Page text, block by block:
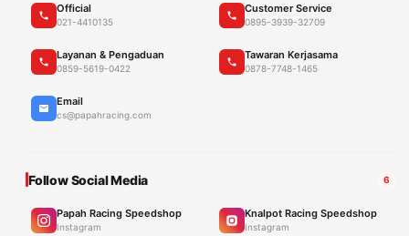
Official
021-4410135
Customer Service
0895-3939-32709
Layanan & Pengaduan
0859-5619-0422
Tawaran Kerjasama
0878-7748-1465
Email
cs@papahracing.com
Follow Social Media 6
Papah Racing Speedshop
Instagram
Knalpot Racing Speedshop
Instagram